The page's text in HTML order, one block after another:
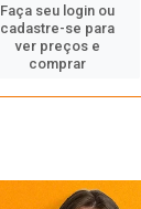
Faça seu login ou
cadastre-se para
ver preços e
comprar